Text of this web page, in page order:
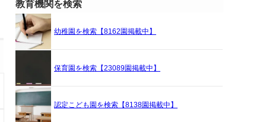
教育機関を検索
幼稚園を検索【8162園掲載中】
保育園を検索【23089園掲載中】
認定こども園を検索【8138園掲載中】